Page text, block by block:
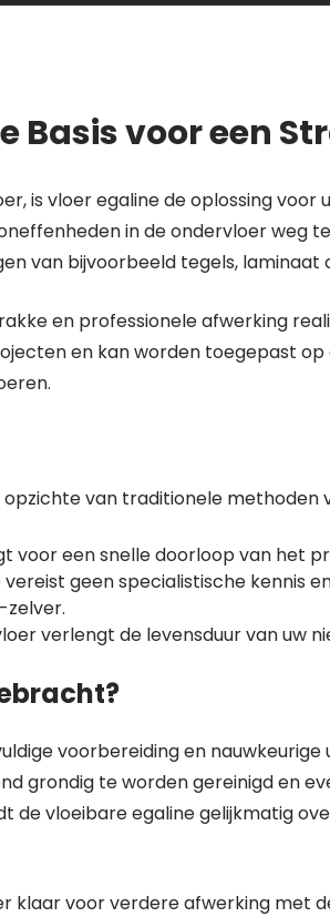
Basis voor een
is vloer egaline de oplossing voor
in de ondervloer weg
van bijvoorbeeld tegels, laminaat
en professionele afwerking
en kan worden toegepast
van traditionele methoden
voor een snelle doorloop van het
geen specialistische kennis
verlengt de levensduur van uw
voorbereiding en
grondig te worden gereinigd en
de vloeibare egaline gelijkmatig
klaar voor verdere afwerking met